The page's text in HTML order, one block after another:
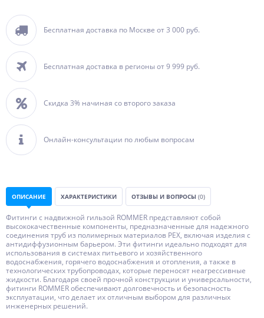
Бесплатная доставка по Москве от 3 000 руб.
Бесплатная доставка в регионы от 9 999 руб.
Скидка 3% начиная со второго заказа
Онлайн-консультации по любым вопросам
ОПИСАНИЕ ХАРАКТЕРИСТИКИ ОТЗЫВЫ И ВОПРОСЫ (0)
Фитинги с надвижной гильзой ROMMER представляют собой
высококачественные компоненты, предназначенные для надежного
соединения труб из полимерных материалов PEX, включая изделия с
антидиффузионным барьером. Эти фитинги идеально подходят для
использования в системах питьевого и хозяйственного
водоснабжения, горячего водоснабжения и отопления, а также в
технологических трубопроводах, которые переносят неагрессивные
жидкости. Благодаря своей прочной конструкции и универсальности,
фитинги ROMMER обеспечивают долговечность и безопасность
эксплуатации, что делает их отличным выбором для различных
инженерных решений.